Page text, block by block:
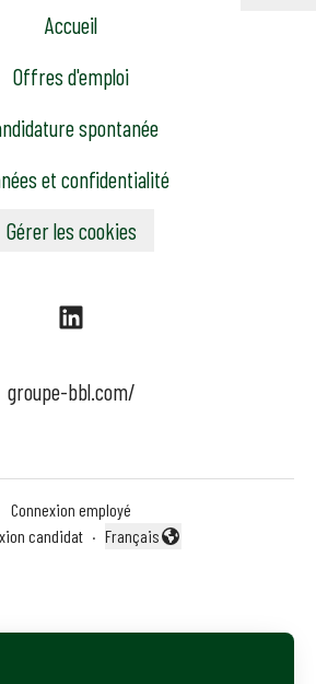
Accueil
Offres d'emploi
spontanée
et confidentialité
Gérer les cookies
groupe-bbl.com/
Connexion employé
candidat ·
Changer la langue
Français